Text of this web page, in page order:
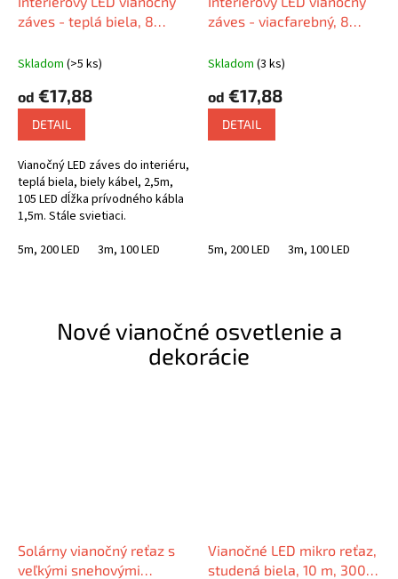
záves - teplá biela, 8
šesťuholníkové diódy,
výber
Skladom (>5 ks)
od €17,88
DETAIL
Vianočný LED záves do interiéru,
teplá biela, biely kábel, 2,5m,
105 LED dĺžka prívodného kábla
1,5m. Stále svietiaci.
5m, 200 LED
3m, 100 LED
záves - viacfarebný, 8
diódy, prepojiteľný, výber z
Skladom (3 ks)
od €17,88
DETAIL
5m, 200 LED 3m, 100 LED
Nové vianočné osvetlenie a
dekorácie
Solárny vianočný reťaz s
veľkými snehovými
Vianočné LED mikro reťaz,
studená biela, 10 m, 300